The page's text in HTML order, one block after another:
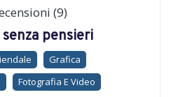
(9)
pensieri
Grafica
Fotografia E Video